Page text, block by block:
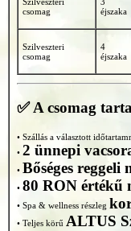
csomag
éjszaka
Szilveszteri
csomag
4
éjszaka
✅ A csomag
• Szállás a választott
• 2 ünnepi
• Bőséges reggeli
• 80 RON értékű
• Spa & wellness részleg
• Teljes körű ALTUS